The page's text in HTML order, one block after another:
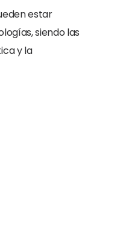
estar
siendo las
y la